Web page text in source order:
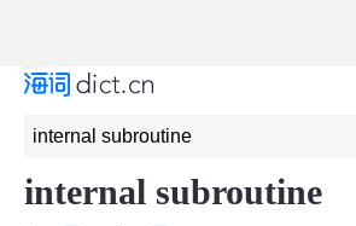
internal subroutine